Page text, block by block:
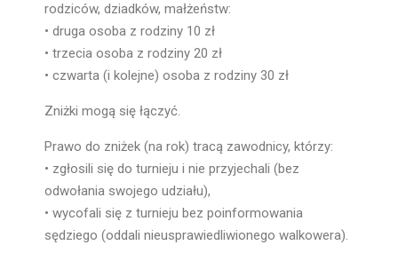
rodziców, dziadków, małżeństw:
• druga osoba z rodziny 10 zł
• trzecia osoba z rodziny 20 zł
• czwarta (i kolejne) osoba z rodziny 30 zł
Zniżki mogą się łączyć.
Prawo do zniżek (na rok) tracą zawodnicy, którzy:
• zgłosili się do turnieju i nie przyjechali (bez
odwołania swojego udziału),
• wycofali się z turnieju bez poinformowania
sędziego (oddali nieusprawiedliwionego walkowera).